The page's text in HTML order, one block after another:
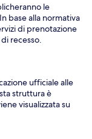
le
base alla normativa
di prenotazione
recesso.
ufficiale alle
struttura è
visualizzata su